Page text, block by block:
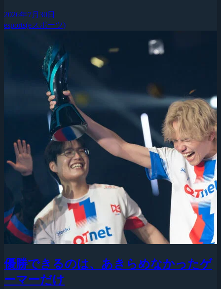
2026年7月30日
esports(eスポーツ)
優勝できるのは、あきらめなかったゲ
ーマーだけ